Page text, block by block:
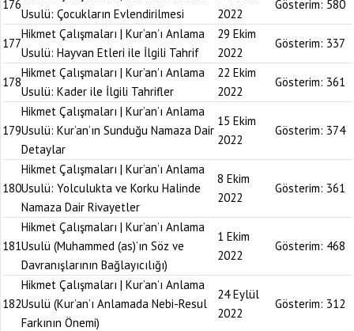
176
Usulü: Çocukların Evlendirilmesi
2022
Gösterim: 580
177
Hikmet Çalışmaları | Kur’an’ı Anlama
Usulü: Hayvan Etleri ile İlgili Tahrif
29 Ekim
2022
Gösterim: 337
178
Hikmet Çalışmaları | Kur’an’ı Anlama
Usulü: Kader ile İlgili Tahrifler
22 Ekim
2022
Gösterim: 361
179
Hikmet Çalışmaları | Kur’an’ı Anlama
Usulü: Kur’an’ın Sunduğu Namaza Dair
Detaylar
15 Ekim
2022
Gösterim: 374
180
Hikmet Çalışmaları | Kur’an’ı Anlama
Usulü: Yolculukta ve Korku Halinde
Namaza Dair Rivayetler
8 Ekim
2022
Gösterim: 361
181
Hikmet Çalışmaları | Kur’an’ı Anlama
Usulü (Muhammed (as)’ın Söz ve
Davranışlarının Bağlayıcılığı)
1 Ekim
2022
Gösterim: 468
182
Hikmet Çalışmaları | Kur’an’ı Anlama
Usulü (Kur’an’ı Anlamada Nebi-Resul
Farkının Önemi)
24 Eylül
2022
Gösterim: 312